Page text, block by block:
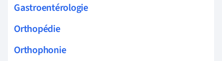
Gastroentérologie
Orthopédie
Orthophonie